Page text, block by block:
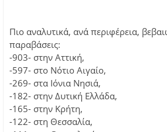
Πιο αναλυτικά, ανά περιφέρεια,
παραβάσεις:
-903- στην Αττική,
-597- στο Νότιο Αιγαίο,
-269- στα Ιόνια Νησιά,
-182- στην Δυτική Ελλάδα,
-165- στην Κρήτη,
-122- στη Θεσσαλία,